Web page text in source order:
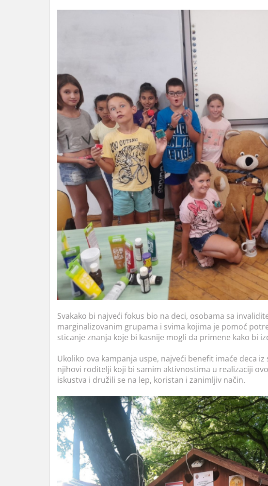
Svakako bi najveći fokus bio na deci, osobama sa
marginalizovanim grupama i svima kojima je pomoć
sticanje znanja koje bi kasnije mogli da primene kako bi
Ukoliko ova kampanja uspe, najveći benefit imaće deca
njihovi roditelji koji bi samim aktivnostima u realizaciji
iskustva i družili se na lep, koristan i zanimljiv način.